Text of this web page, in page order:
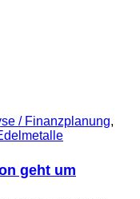
/ Finanzplanung,
geht um